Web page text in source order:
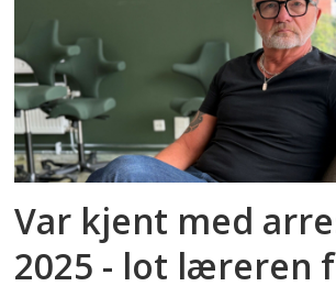
Var kjent med
2025 - lot læreren